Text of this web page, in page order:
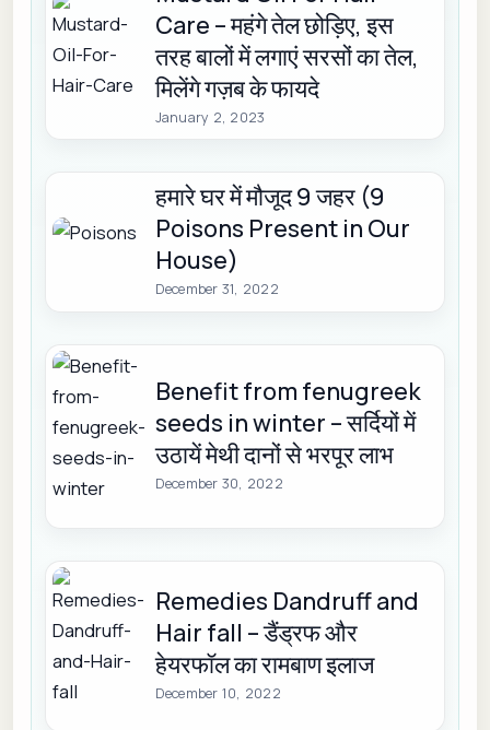
Care – महंगे तेल छोड़िए, इस
तरह बालों में लगाएं सरसों का तेल,
मिलेंगे गज़ब के फायदे
January 2, 2023
हमारे घर में मौजूद 9 जहर (9
Poisons Present in Our
House)
December 31, 2022
Benefit from fenugreek
seeds in winter – सर्दियों में
उठायें मेथी दानों से भरपूर लाभ
December 30, 2022
Remedies Dandruff and
Hair fall – डैंड्रफ और
हेयरफॉल का रामबाण इलाज
December 10, 2022